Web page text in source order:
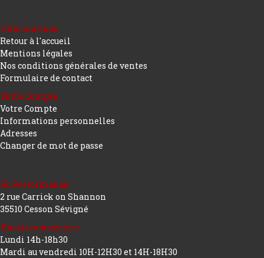
Informations
Retour à l'accueil
Mentions légales
Nos conditions générales de ventes
Formulaire de contact
Votre Compte
Votre Compte
Informations personnelles
Adresses
Changer de mot de passe
Rc Performance
2 rue Carrick on Shannon
35510 Cesson Sévigné
Horaires ouverture :
Lundi 14h-18h30
Mardi au vendredi 10H-12H30 et 14H-18H30